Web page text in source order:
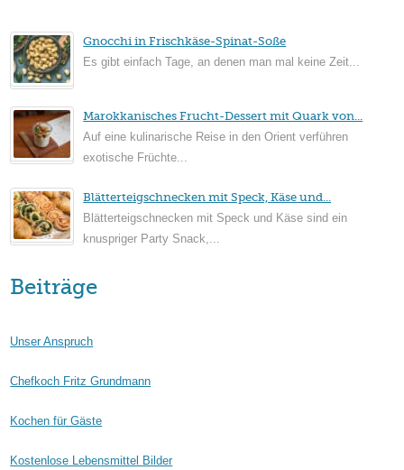
Gnocchi in Frischkäse-Spinat-Soße
Es gibt einfach Tage, an denen man mal keine Zeit...
Marokkanisches Frucht-Dessert mit Quark von...
Auf eine kulinarische Reise in den Orient verführen
exotische Früchte...
Blätterteigschnecken mit Speck, Käse und...
Blätterteigschnecken mit Speck und Käse sind ein
knuspriger Party Snack,...
Beiträge
Unser Anspruch
Chefkoch Fritz Grundmann
Kochen für Gäste
Kostenlose Lebensmittel Bilder